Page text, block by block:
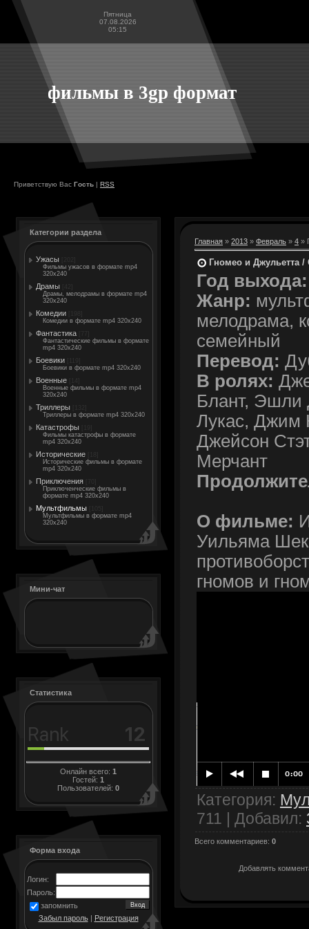
Пятница
07.08.2026
05:15
фильмы в 3gp формат
Приветствую Вас Гость | RSS
Категории раздела
Ужасы
Фильмы ужасов в формате mp4
320x240
Драмы
Драмы, мелодрамы в формате mp4
320x240
Комедии
Комедии в формате mp4 320x240
Фантастика
Фантастические фильмы в формате
mp4 320x240
Боевики
Боевики в формате mp4 320x240
Военные
Военные фильмы в формате mp4
320x240
Триллеры
Триллеры в формате mp4 320x240
Катастрофы
Фильмы катастрофы в формате
mp4 320x240
Исторические
Исторические фильмы в формате
mp4 320x240
Приключения
Приключенческие фильмы в
формате mp4 320x240
Мультфильмы
Мультфильмы в формате mp4
320x240
Мини-чат
Статистика
Онлайн всего: 1
Гостей: 1
Пользователей: 0
Форма входа
Логин:
Пароль:
запомнить
Забыл пароль| Регистрация
Главная » 2013 » Февраль » 4 »
Гномео и Джульетта /
Год выхода:
Жанр:
мелодрама,
семейный
Перевод:
В ролях:
Блант, Эшли
Лукас, Джим
Джейсон
Мерчант
О фильме:
Уильяма
гномов и
Категория:
711 | Добавил:
Всего комментариев: 0
Добавлять